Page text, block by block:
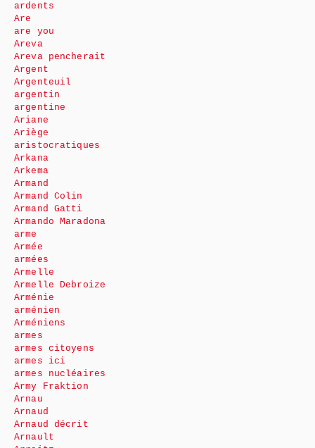
ardents
Are
are you
Areva
Areva pencherait
Argent
Argenteuil
argentin
argentine
Ariane
Ariège
aristocratiques
Arkana
Arkema
Armand
Armand Colin
Armand Gatti
Armando Maradona
arme
Armée
armées
Armelle
Armelle Debroize
Arménie
arménien
Arméniens
armes
armes citoyens
armes ici
armes nucléaires
Army Fraktion
Arnau
Arnaud
Arnaud décrit
Arnault